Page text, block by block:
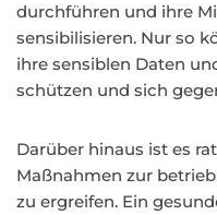
durchführen und ihre
sensibilisieren. Nur so
ihre sensiblen Daten
schützen und sich
Darüber hinaus ist es
Maßnahmen zur
zu ergreifen. Ein